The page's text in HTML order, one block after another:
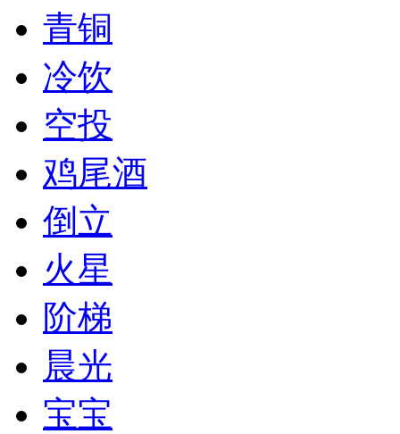
青铜
冷饮
空投
鸡尾酒
倒立
火星
阶梯
晨光
宝宝